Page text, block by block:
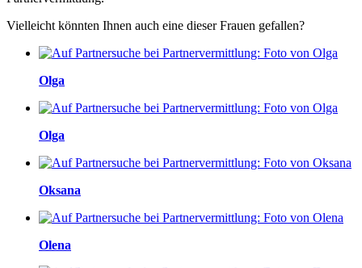
Vielleicht könnten Ihnen auch eine dieser Frauen gefallen?
Olga
Olga
Oksana
Olena